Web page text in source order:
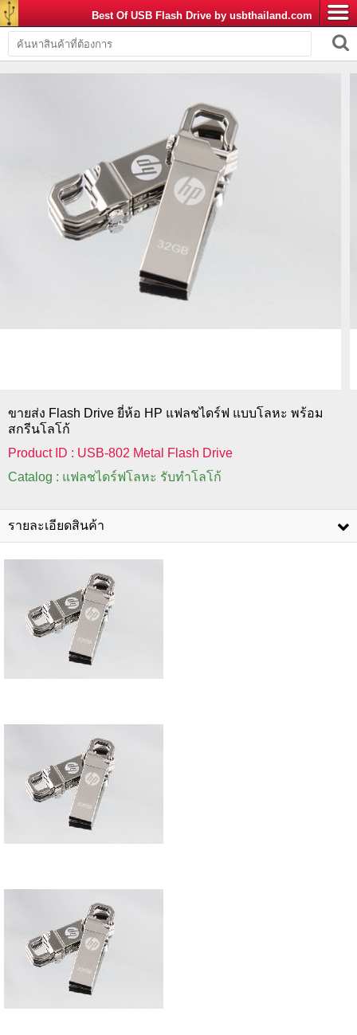
Best Of USB Flash Drive by usbthailand.com
ขายส่ง Flash Drive ยี่ห้อ HP แฟลชไดร์ฟ แบบโลหะ พร้อม
สกรีนโลโก้
Product ID : USB-802 Metal Flash Drive
Catalog : แฟลชไดร์ฟโลหะ รับทำโลโก้
รายละเอียดสินค้า